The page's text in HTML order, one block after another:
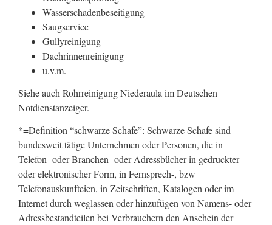
Wasserschadenbeseitigung
Saugservice
Gullyreinigung
Dachrinnenreinigung
u.v.m.
Siehe auch Rohrreinigung Niederaula im Deutschen
Notdienstanzeiger.
*=Definition “schwarze Schafe”: Schwarze Schafe sind
bundesweit tätige Unternehmen oder Personen, die in
Telefon- oder Branchen- oder Adressbücher in gedruckter
oder elektronischer Form, in Fernsprech-, bzw
Telefonauskunfteien, in Zeitschriften, Katalogen oder im
Internet durch weglassen oder hinzufügen von Namens- oder
Adressbestandteilen bei Verbrauchern den Anschein der